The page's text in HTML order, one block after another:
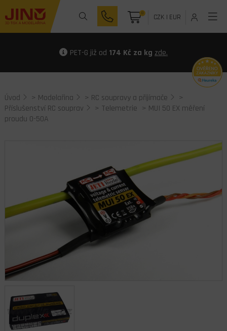
0 CZK| EUR
PET-G již od 174 Kč za kg zde.
Úvod > Modelařina > RC soupravy a přijímače
>
Příslušenství RC souprav
> Telemetrie > MUI 50 EX měření
proudu 0-50A